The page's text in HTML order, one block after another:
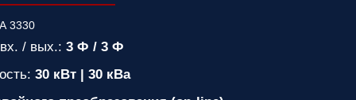
/ вых.: 3 Ф / 3 Ф
30 кВт | 30 кВа